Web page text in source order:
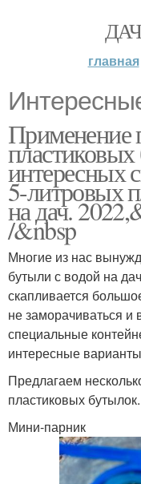
главная
Применение
интересных
5-литровых
на дач.
/&nbsp
Многие из нас
бутыли с водой на
скапливается
не заморачиваться и
специальные
интересные
Предлагаем
пластиковых бутылок.
Мини-парник